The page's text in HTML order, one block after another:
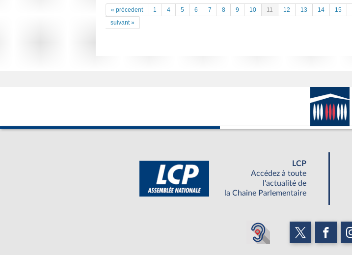
« précedent 1 4 5 6 7 8 9 10 11 12 13 14 15
suivant »
LCP
Accédez à toute
l'actualité de
la Chaine Parlementaire